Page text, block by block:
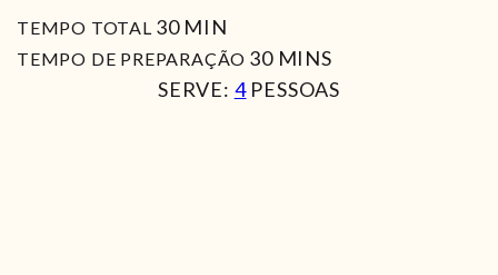
TEMPO TOTAL 30MIN
MIN
TEMPO DE PREPARAÇÃO 30MIN
MINS
SERVE: 4 PESSOAS